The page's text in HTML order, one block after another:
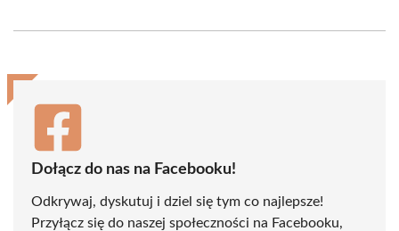
(Twitter)
Dołącz do nas na Facebooku!
Odkrywaj, dyskutuj i dziel się tym co najlepsze!
Przyłącz się do naszej społeczności na Facebooku,